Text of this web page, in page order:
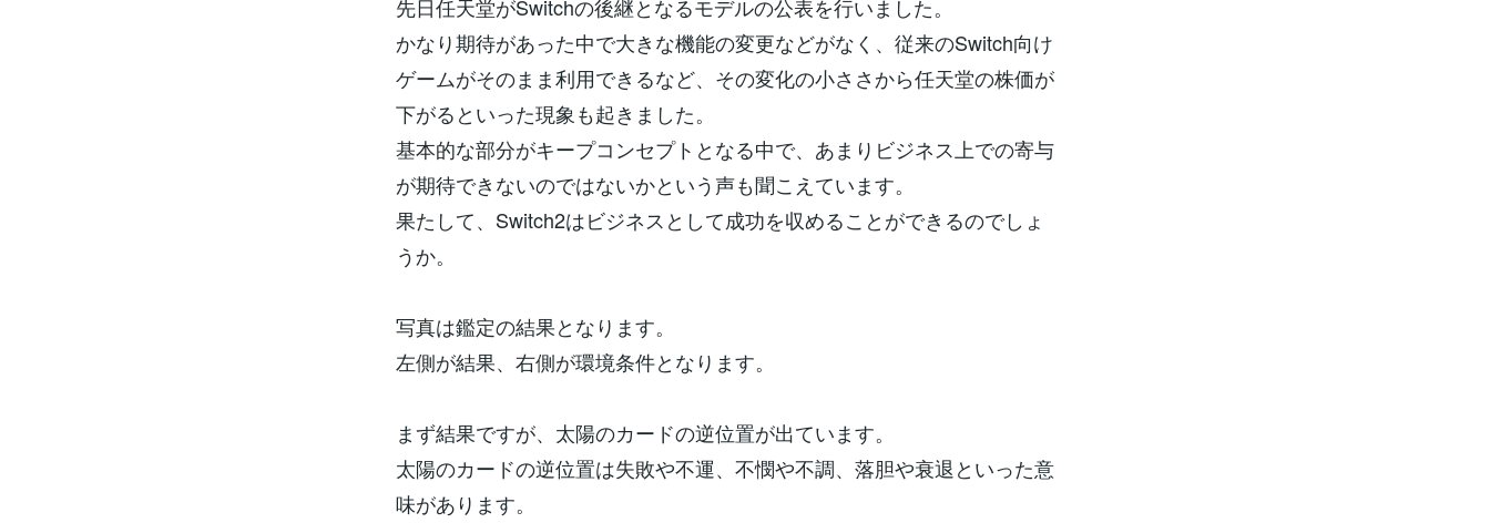
先日任天堂がSwitchの後継となるモデルの公表を行いました。
かなり期待があった中で大きな機能の変更などがなく、従来のSwitch向け
ゲームがそのまま利用できるなど、その変化の小ささから任天堂の株価が
下がるといった現象も起きました。
基本的な部分がキープコンセプトとなる中で、あまりビジネス上での寄与
が期待できないのではないかという声も聞こえています。
果たして、Switch2はビジネスとして成功を収めることができるのでしょ
うか。
写真は鑑定の結果となります。
左側が結果、右側が環境条件となります。
まず結果ですが、太陽のカードの逆位置が出ています。
太陽のカードの逆位置は失敗や不運、不憫や不調、落胆や衰退といった意
味があります。